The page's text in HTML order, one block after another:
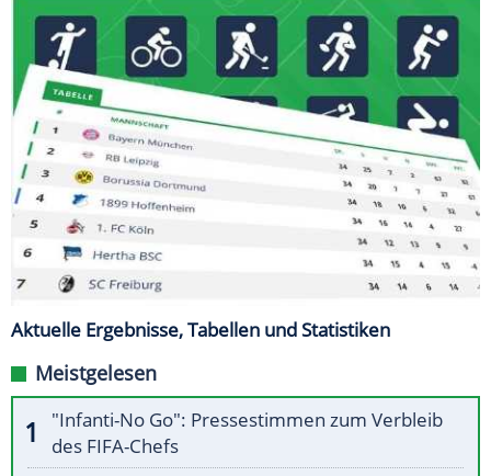
Aktuelle Ergebnisse, Tabellen und Statistiken
Meistgelesen
"Infanti-No Go": Pressestimmen zum Verbleib
des FIFA-Chefs